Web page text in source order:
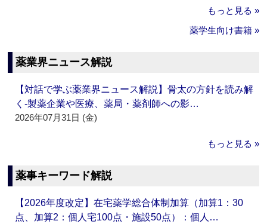
もっと見る »
薬学生向け書籍 »
薬業界ニュース解説
【対話で学ぶ薬業界ニュース解説】骨太の方針を読み解
く‐製薬企業や医療、薬局・薬剤師への影…
2026年07月31日 (金)
もっと見る »
薬事キーワード解説
【2026年度改定】在宅薬学総合体制加算（加算1：30
点、加算2：個人宅100点・施設50点）：個人…